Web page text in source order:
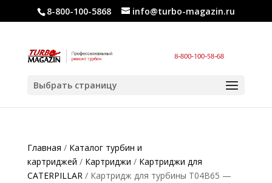
8-800-100-5868 info@turbo-magazin.ru
Выбрать страницу
Главная / Каталог турбин и
картриджей / Картриджи / Картриджи для
CATERPILLAR/ Картридж для турбины T04B65 —